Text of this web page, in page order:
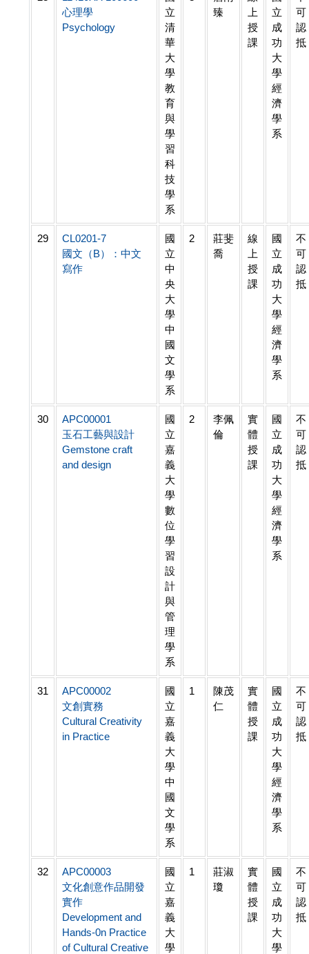
心理學
Psychology
立
清
華
大
學
教
育
與
學
習
科
技
學
系
臻
上
授
課
立
成
功
大
學
經
濟
學
系
可
認
抵
29
CL0201-7
國文（B）：中文
寫作
國
立
中
央
大
學
中
國
文
學
系
2
莊斐
喬
線
上
授
課
國
立
成
功
大
學
經
濟
學
系
不
可
認
抵
30
APC00001
玉石工藝與設計
Gemstone craft
and design
國
立
嘉
義
大
學
數
位
學
習
設
計
與
管
理
學
系
2
李佩
倫
實
體
授
課
國
立
成
功
大
學
經
濟
學
系
不
可
認
抵
31
APC00002
文創實務
Cultural Creativity
in Practice
國
立
嘉
義
大
學
中
國
文
學
系
1
陳茂
仁
實
體
授
課
國
立
成
功
大
學
經
濟
學
系
不
可
認
抵
32
APC00003
文化創意作品開發
實作
Development and
Hands-0n Practice
of Cultural Creative
國
立
嘉
義
大
學
1
莊淑
瓊
實
體
授
課
國
立
成
功
大
學
不
可
認
抵